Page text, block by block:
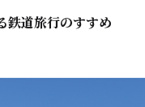
鉄道旅行のすすめ